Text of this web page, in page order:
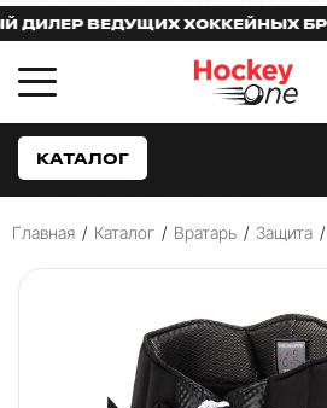
ВЕДУЩИХ ХОККЕЙНЫХ
КАТАЛОГ
Главная / Каталог / Вратарь / Защита /